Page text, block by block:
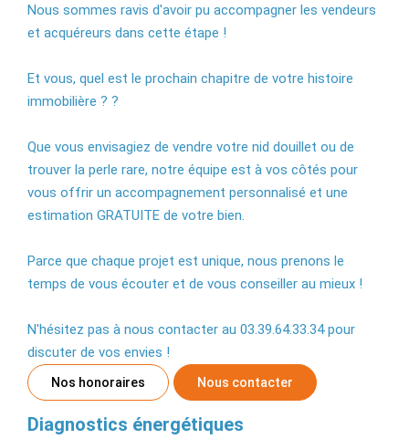
Nous sommes ravis d'avoir pu accompagner les vendeurs
et acquéreurs dans cette étape !
Et vous, quel est le prochain chapitre de votre histoire
immobilière ? ?
Que vous envisagiez de vendre votre nid douillet ou de
trouver la perle rare, notre équipe est à vos côtés pour
vous offrir un accompagnement personnalisé et une
estimation GRATUITE de votre bien.
Parce que chaque projet est unique, nous prenons le
temps de vous écouter et de vous conseiller au mieux !
N'hésitez pas à nous contacter au 03.39.64.33.34 pour
discuter de vos envies !
Nos honoraires Nous contacter
Diagnostics énergétiques